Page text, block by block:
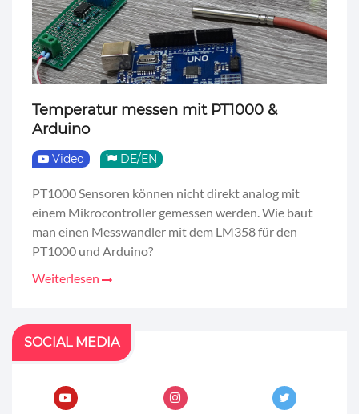
Temperatur messen mit PT1000 &
Arduino
Video DE/EN
PT1000 Sensoren können nicht direkt analog mit
einem Mikrocontroller gemessen werden. Wie baut
man einen Messwandler mit dem LM358 für den
PT1000 und Arduino?
Weiterlesen
SOCIAL MEDIA